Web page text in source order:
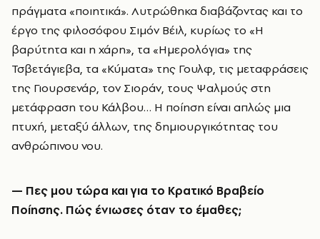
πράγματα «ποιητικά». Λυτρώθηκα διαβάζοντας και το
έργο της φιλοσόφου Σιμόν Βέιλ, κυρίως το «Η
βαρύτητα και η χάρη», τα «Ημερολόγια» της
Τσβετάγιεβα, τα «Κύματα» της Γουλφ, τις μεταφράσεις
της Γιουρσενάρ, τον Σιοράν, τους Ψαλμούς στη
μετάφραση του Κάλβου… Η ποίηση είναι απλώς μια
πτυχή, μεταξύ άλλων, της δημιουργικότητας του
ανθρώπινου νου.
— Πες μου τώρα και για το Κρατικό Βραβείο
Ποίησης. Πώς ένιωσες όταν το έμαθες;